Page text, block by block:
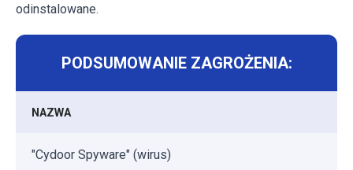
odinstalowane.
PODSUMOWANIE ZAGROŻENIA:
NAZWA
"Cydoor Spyware" (wirus)